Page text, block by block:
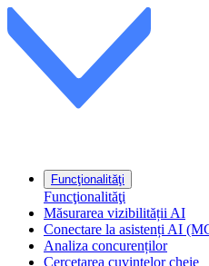
Funcţionalităţi
Funcţionalităţi
Măsurarea vizibilității AI
Conectare la asistenți AI
Analiza concurenților
Cercetarea cuvintelor cheie